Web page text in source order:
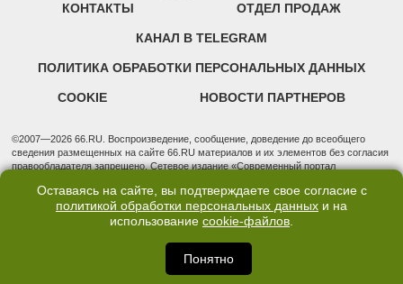
КОНТАКТЫ ОТДЕЛ ПРОДАЖ
КАНАЛ В TELEGRAM
ПОЛИТИКА ОБРАБОТКИ ПЕРСОНАЛЬНЫХ ДАННЫХ
COOKIE НОВОСТИ ПАРТНЕРОВ
©2007—2026 66.RU. Воспроизведение, сообщение, доведение до всеобщего
сведения размещенных на сайте 66.RU материалов и их элементов без согласия
правообладателя запрещено. Сетевое издание «Современный портал
надзору в сфере связи, информационных технологий и массовых коммуникаций
(Роскомнадзор). Регистрационный номер ЭЛ № ФС 77 - 76634 от 02.09.2019
Учредитель: Общество с ограниченной ответственностью "66.ру". Юридический
3, оф. 7015 Фактический адрес редакции и отдела продаж: 620014, Свердловская
обл., г. Екатеринбург, ул. Бориса Ельцина, д. 3, оф. 7015, +7 (343) 288-50-66
info@news.66.ru Главный редактор: Шлыков Дмитрий Владимирович
Оставаясь на сайте, вы подтверждаете свое согласие с
политикой обработки персональных данных и на
использование cookie-файлов.
Понятно